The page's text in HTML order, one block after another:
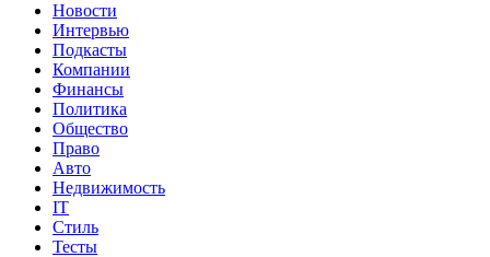
Новости
Интервью
Подкасты
Компании
Финансы
Политика
Общество
Право
Авто
Недвижимость
IT
Стиль
Тесты